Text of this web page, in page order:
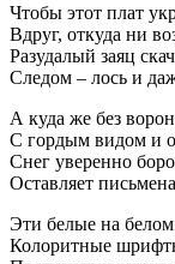
Чтобы этот плат
Вдруг, откуда ни
Разудалый заяц
Следом – лось и
А куда же без
С гордым видом и
Снег уверенно
Оставляет
Эти белые на белом
Колоритные